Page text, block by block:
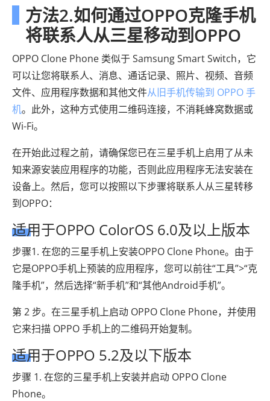
方法2.如何通过OPPO克隆手机
将联系人从三星移动到OPPO
OPPO Clone Phone 类似于 Samsung Smart Switch，它
可以让您将联系人、消息、通话记录、照片、视频、音频
文件、应用程序数据和其他文件从旧手机传输到 OPPO 手
机。此外，这种方式使用二维码连接，不消耗蜂窝数据或
Wi-Fi。
在开始此过程之前，请确保您已在三星手机上启用了从未
知来源安装应用程序的功能，否则此应用程序无法安装在
设备上。然后，您可以按照以下步骤将联系人从三星转移
到OPPO：
适用于OPPO ColorOS 6.0及以上版本
步骤1. 在您的三星手机上安装OPPO Clone Phone。由于
它是OPPO手机上预装的应用程序，您可以前往“工具”>“克
隆手机”，然后选择“新手机”和“其他Android手机”。
第 2 步。在三星手机上启动 OPPO Clone Phone，并使用
它来扫描 OPPO 手机上的二维码开始复制。
适用于OPPO 5.2及以下版本
步骤 1. 在您的三星手机上安装并启动 OPPO Clone
Phone。